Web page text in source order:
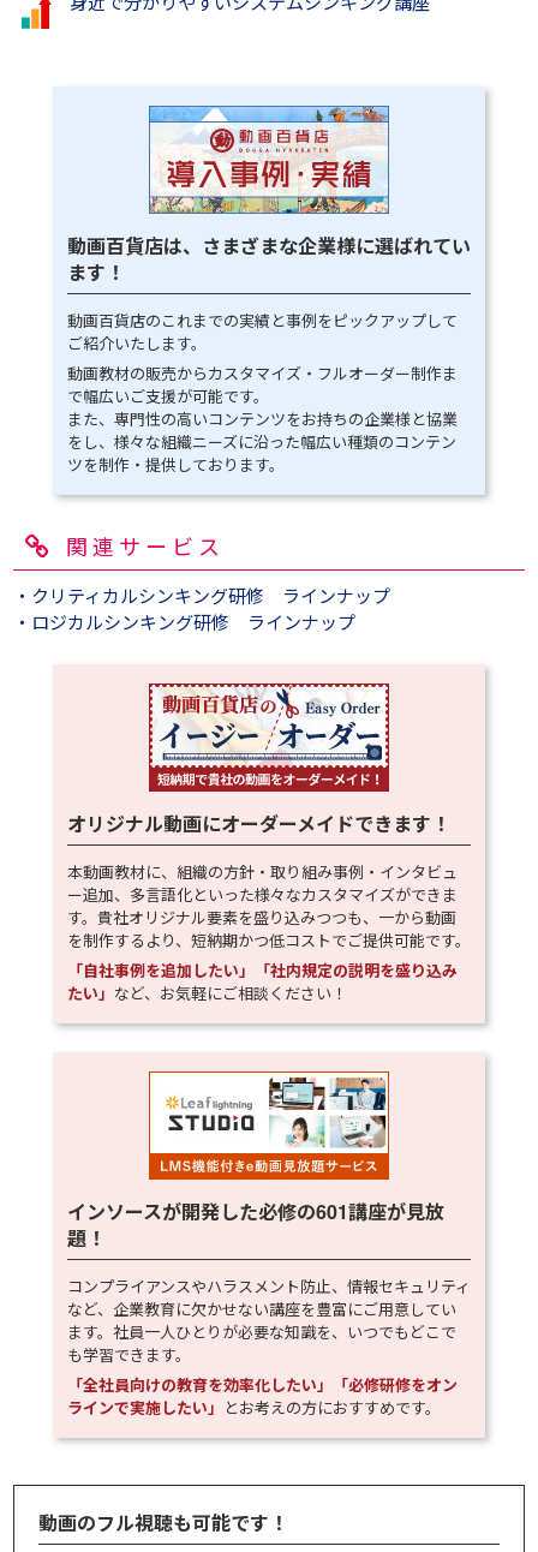
動画百貨店は、さまざまな企業様に選ばれてい
ます！
動画百貨店のこれまでの実績と事例をピックアップして
ご紹介いたします。
動画教材の販売からカスタマイズ・フルオーダー制作ま
で幅広いご支援が可能です。
また、専門性の高いコンテンツをお持ちの企業様と協業
をし、様々な組織ニーズに沿った幅広い種類のコンテン
ツを制作・提供しております。
関連サービス
・クリティカルシンキング研修 ラインナップ
・ロジカルシンキング研修 ラインナップ
オリジナル動画にオーダーメイドできます！
本動画教材に、組織の方針・取り組み事例・インタビュ
ー追加、多言語化といった様々なカスタマイズができま
す。貴社オリジナル要素を盛り込みつつも、一から動画
を制作するより、短納期かつ低コストでご提供可能です。
「自社事例を追加したい」「社内規定の説明を盛り込み
たい」 など、お気軽にご相談ください！
インソースが開発した必修の601講座が見放
題！
コンプライアンスやハラスメント防止、情報セキュリティ
など、企業教育に欠かせない講座を豊富にご用意してい
ます。社員一人ひとりが必要な知識を、いつでもどこで
も学習できます。
「全社員向けの教育を効率化したい」「必修研修をオン
ラインで実施したい」 とお考えの方におすすめです。
動画のフル視聴も可能です！